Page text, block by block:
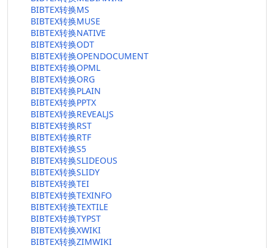
BIBTEX转换MS
BIBTEX转换MUSE
BIBTEX转换NATIVE
BIBTEX转换ODT
BIBTEX转换OPENDOCUMENT
BIBTEX转换OPML
BIBTEX转换ORG
BIBTEX转换PLAIN
BIBTEX转换PPTX
BIBTEX转换REVEALJS
BIBTEX转换RST
BIBTEX转换RTF
BIBTEX转换S5
BIBTEX转换SLIDEOUS
BIBTEX转换SLIDY
BIBTEX转换TEI
BIBTEX转换TEXINFO
BIBTEX转换TEXTILE
BIBTEX转换TYPST
BIBTEX转换XWIKI
BIBTEX转换ZIMWIKI